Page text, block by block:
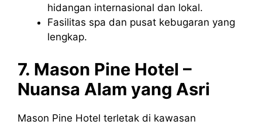
hidangan internasional dan lokal.
Fasilitas spa dan pusat kebugaran yang
lengkap.
7. Mason Pine Hotel –
Nuansa Alam yang Asri
Mason Pine Hotel terletak di kawasan